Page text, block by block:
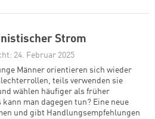
Strom
24. Februar 2025
Männer orientieren sich wieder
teils verwenden sie
wählen häufiger als früher
man dagegen tun? Eine neue
und gibt Handlungsempfehlungen